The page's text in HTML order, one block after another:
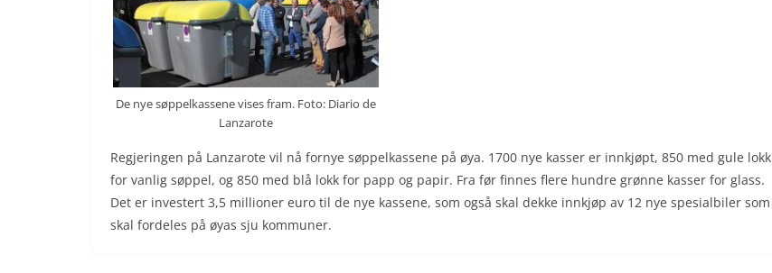
De nye søppelkassene vises fram. Foto: Diario de
Lanzarote
Regjeringen på Lanzarote vil nå fornye søppelkassene på øya. 1700 nye kasser er innkjøpt, 850 med gule lokk
for vanlig søppel, og 850 med blå lokk for papp og papir. Fra før finnes flere hundre grønne kasser for glass.
Det er investert 3,5 millioner euro til de nye kassene, som også skal dekke innkjøp av 12 nye spesialbiler som
skal fordeles på øyas sju kommuner.